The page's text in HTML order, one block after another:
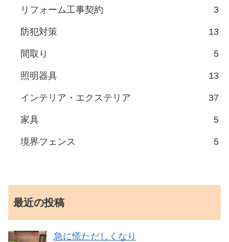
リフォーム工事契約 3
防犯対策 13
間取り 5
照明器具 13
インテリア・エクステリア 37
家具 5
境界フェンス 5
最近の投稿
急に慌ただしくなり